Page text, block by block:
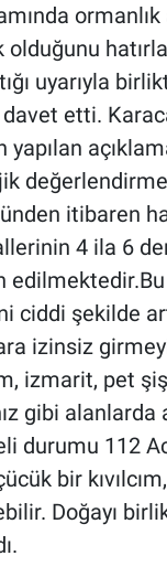
olduğunu
uyarıyla
davet etti.
yapılan
itibaren
4 ila 6
ciddi şekilde
izinsiz
izmarit, pet
gibi alanlarda
durumu 112
bir
Doğayı